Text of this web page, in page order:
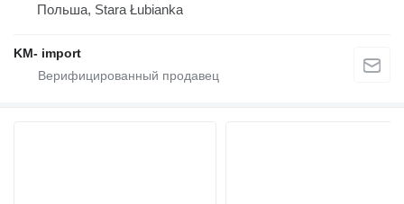
Польша, Stara Łubianka
KM- import